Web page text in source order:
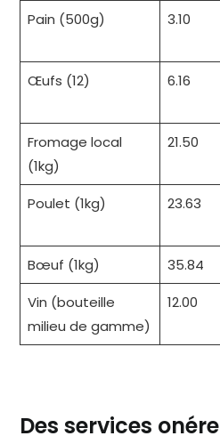
Pain (500g)
3.10
Œufs (12)
6.16
Fromage local
(1kg)
21.50
Poulet (1kg) 23.63
Bœuf (1kg)
35.84
Vin (bouteille
milieu de gamme)
12.00
Des services